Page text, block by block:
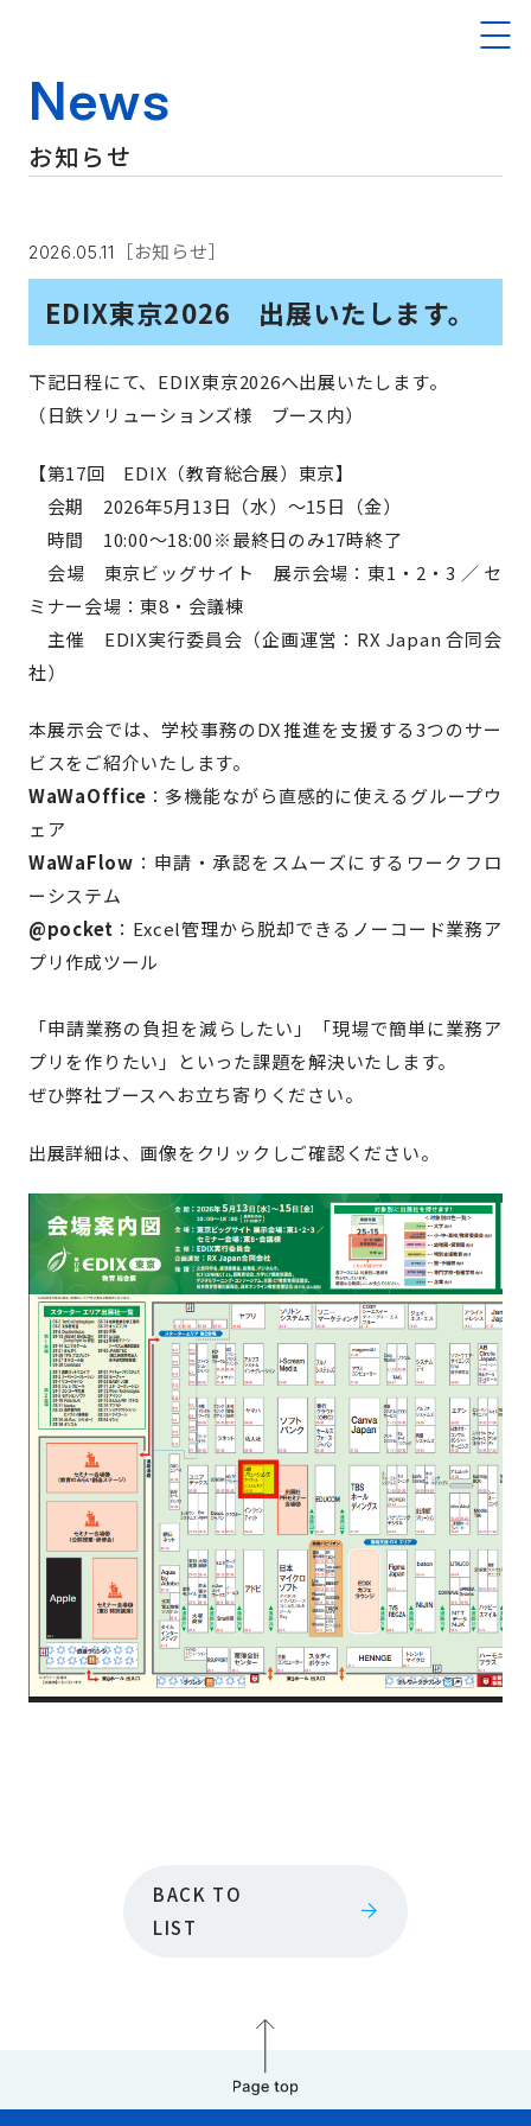
News
お知らせ
2026.05.11 ［お知らせ］
EDIX東京2026 出展いたします。
下記日程にて、EDIX東京2026へ出展いたします。
（日鉄ソリューションズ様 ブース内）
【第17回 EDIX（教育総合展）東京】
会期 2026年5月13日（水）～15日（金）
時間 10:00～18:00※最終日のみ17時終了
会場 東京ビッグサイト 展示会場：東1・2・3 ／ セ
ミナー会場：東8・会議棟
主催 EDIX実行委員会（企画運営：RX Japan 合同会
社）
本展示会では、学校事務のDX推進を支援する3つのサー
ビスをご紹介いたします。
WaWaOffice ：多機能ながら直感的に使えるグループウ
ェア
WaWaFlow ：申請・承認をスムーズにするワークフロ
ーシステム
@pocket ：Excel管理から脱却できるノーコード業務ア
プリ作成ツール
「申請業務の負担を減らしたい」「現場で簡単に業務ア
プリを作りたい」といった課題を解決いたします。
ぜひ弊社ブースへお立ち寄りください。
出展詳細は、画像をクリックしご確認ください。
BACK TO
LIST